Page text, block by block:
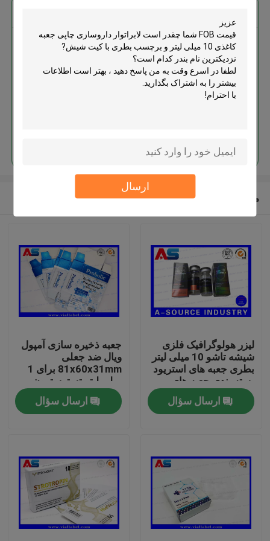
ارسال
صفحه اصلی
محصولات
لابراتوار داروسازی چاپی جعبه
با کیت شیش
محصولات توصیه شده
لیزر هولوگرافیک فلزی
شیشه تاشو 10 میلی لیتر
بطری جعبه های استریود
بسته بندی جعبه های
دارویی برچسب
ارسال سؤال
جعبه ذخیره سازی آمپول
ویال ضد جعلی
81x60x31mm برای 1
میلی لیتر تستوسترون
پروپیونات
ارسال سؤال